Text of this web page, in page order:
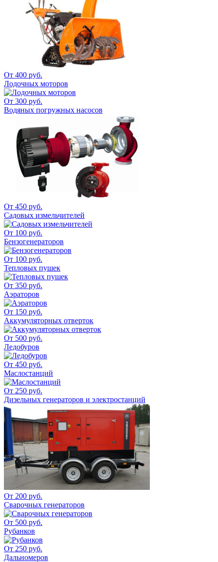
От 400 руб.
Лодочных моторов
От 300 руб.
Водяных погружных насосов
От 450 руб.
Садовых измельчителей
От 100 руб.
Бензогенераторов
От 100 руб.
Тепловых пушек
От 350 руб.
Аэраторов
От 150 руб.
Аккумуляторных отверток
От 500 руб.
Ледобуров
От 450 руб.
Маслостанций
От 250 руб.
Дизельных генераторов и электростанций
От 200 руб.
Сварочных генераторов
От 500 руб.
Рубанков
От 250 руб.
Дальномеров